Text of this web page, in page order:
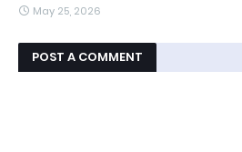
May 25, 2026
POST A COMMENT